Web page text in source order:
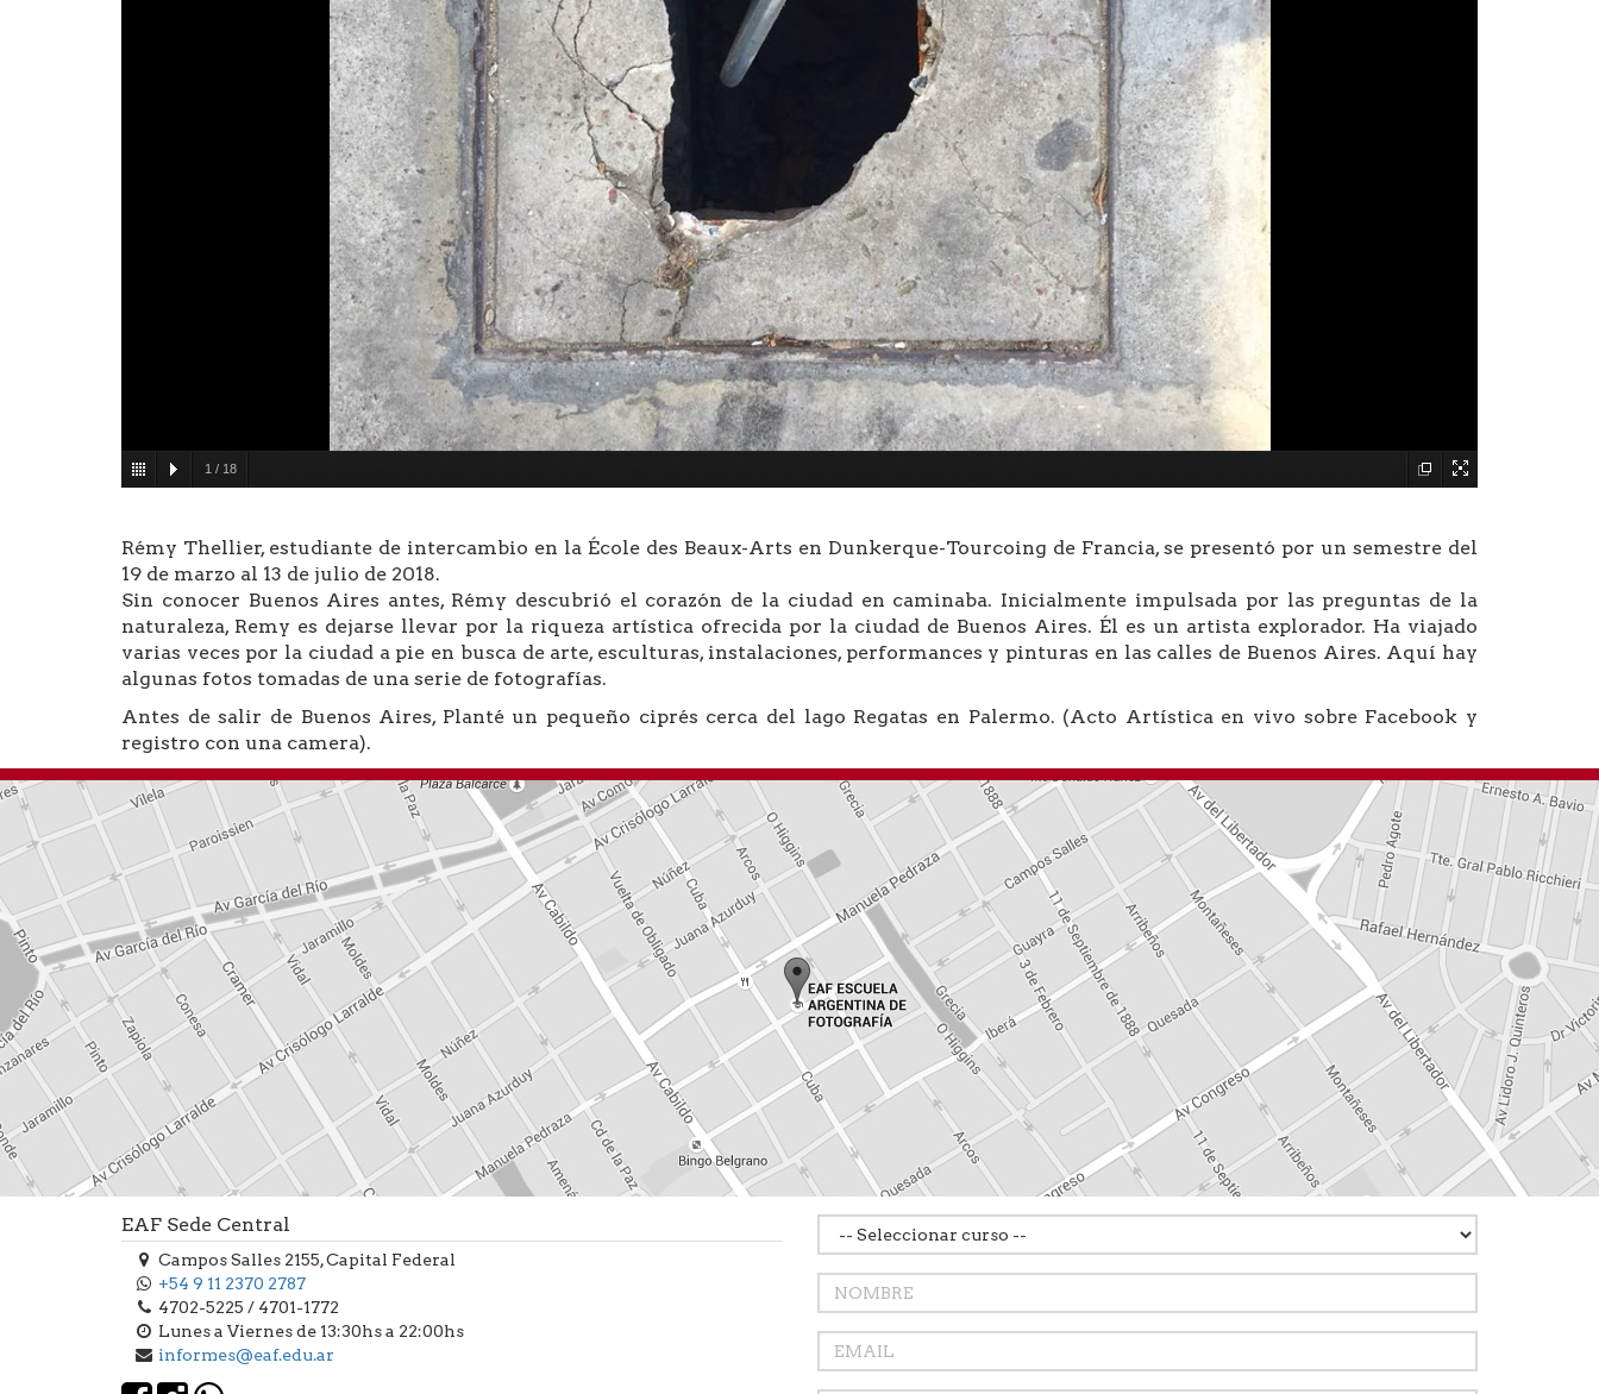
1 / 18
Rémy Thellier, estudiante de intercambio en la École des Beaux-Arts en Dunkerque-Tourcoing de Francia, se presentó por un semestre del
19 de marzo al 13 de julio de 2018.
Sin conocer Buenos Aires antes, Rémy descubrió el corazón de la ciudad en caminaba. Inicialmente impulsada por las preguntas de la
naturaleza, Remy es dejarse llevar por la riqueza artística ofrecida por la ciudad de Buenos Aires. Él es un artista explorador. Ha viajado
varias veces por la ciudad a pie en busca de arte, esculturas, instalaciones, performances y pinturas en las calles de Buenos Aires. Aquí hay
algunas fotos tomadas de una serie de fotografías.
Antes de salir de Buenos Aires, Planté un pequeño ciprés cerca del lago Regatas en Palermo. (Acto Artística en vivo sobre Facebook y
registro con una camera).
EAF Sede Central
Campos Salles 2155, Capital Federal
+54 9 11 2370 2787
4702-5225 / 4701-1772
Lunes a Viernes de 13:30hs a 22:00hs
informes@eaf.edu.ar